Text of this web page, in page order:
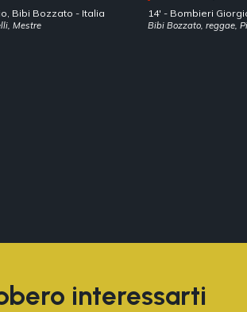
Bibi Bozzato - Italia
Mestre
14' - Bombieri
Bibi Bozzato, reggae,
interessarti